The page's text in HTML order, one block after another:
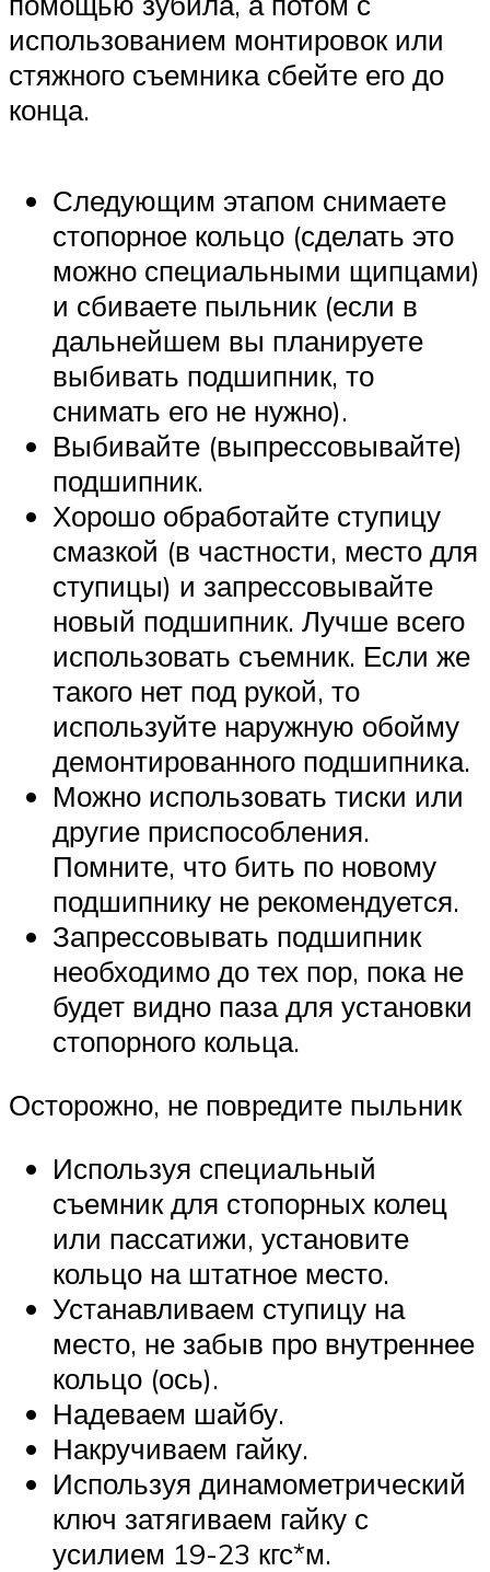
использованием монтировок или
стяжного съемника сбейте его до
конца.
Следующим этапом снимаете
стопорное кольцо (сделать это
можно специальными щипцами)
и сбиваете пыльник (если в
дальнейшем вы планируете
выбивать подшипник, то
снимать его не нужно).
Выбивайте (выпрессовывайте)
подшипник.
Хорошо обработайте ступицу
смазкой (в частности, место для
ступицы) и запрессовывайте
новый подшипник. Лучше всего
использовать съемник. Если же
такого нет под рукой, то
используйте наружную обойму
демонтированного подшипника.
Можно использовать тиски или
другие приспособления.
Помните, что бить по новому
подшипнику не рекомендуется.
Запрессовывать подшипник
необходимо до тех пор, пока не
будет видно паза для установки
стопорного кольца.
Осторожно, не повредите пыльник
Используя специальный
съемник для стопорных колец
или пассатижи, установите
кольцо на штатное место.
Устанавливаем ступицу на
место, не забыв про внутреннее
кольцо (ось).
Надеваем шайбу.
Накручиваем гайку.
Используя динамометрический
ключ затягиваем гайку с
усилием 19-23 кгс*м.